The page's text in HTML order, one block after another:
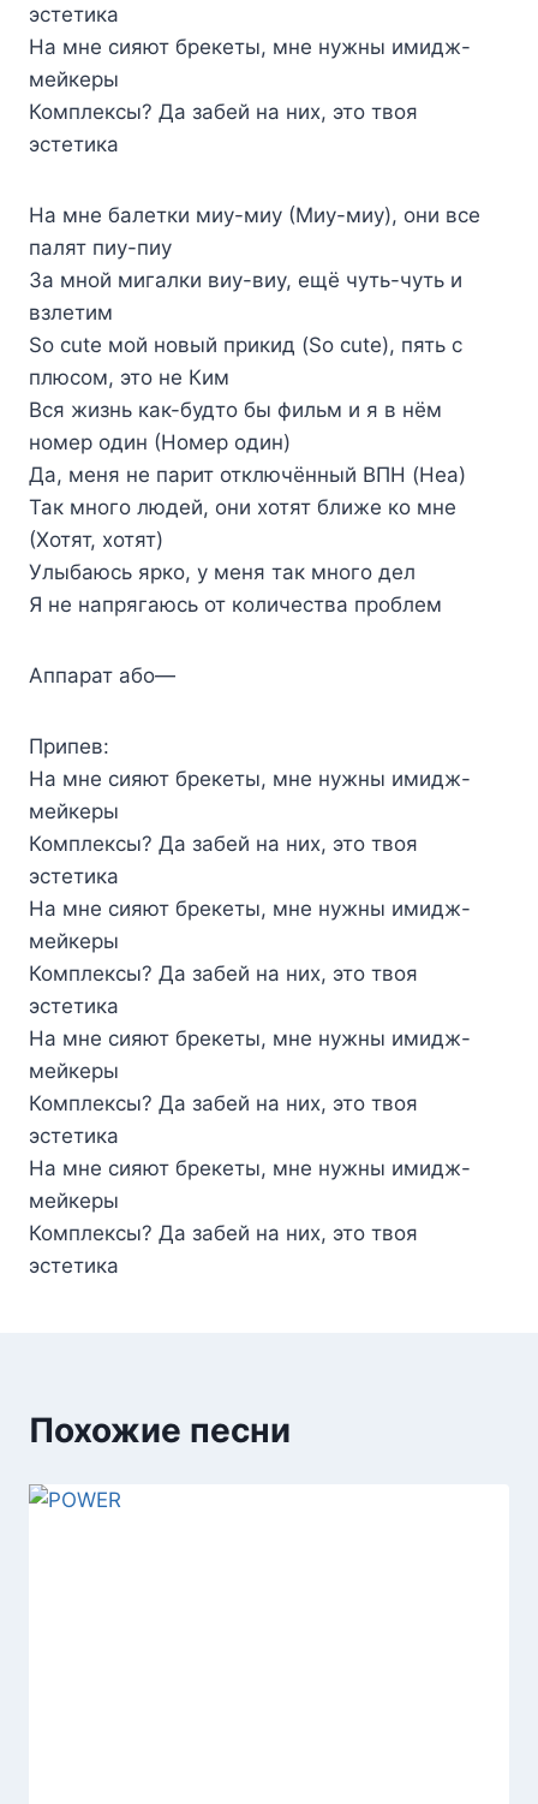
эстетика
На мне сияют брекеты, мне нужны имидж-
мейкеры
Комплексы? Да забей на них, это твоя
эстетика
На мне балетки миу-миу (Миу-миу), они все
палят пиу-пиу
За мной мигалки виу-виу, ещё чуть-чуть и
взлетим
So cute мой новый прикид (So cute), пять с
плюсом, это не Ким
Вся жизнь как-будто бы фильм и я в нём
номер один (Номер один)
Да, меня не парит отключённый ВПН (Неа)
Так много людей, они хотят ближе ко мне
(Хотят, хотят)
Улыбаюсь ярко, у меня так много дел
Я не напрягаюсь от количества проблем
Аппарат або—
Припев:
На мне сияют брекеты, мне нужны имидж-
мейкеры
Комплексы? Да забей на них, это твоя
эстетика
На мне сияют брекеты, мне нужны имидж-
мейкеры
Комплексы? Да забей на них, это твоя
эстетика
На мне сияют брекеты, мне нужны имидж-
мейкеры
Комплексы? Да забей на них, это твоя
эстетика
На мне сияют брекеты, мне нужны имидж-
мейкеры
Комплексы? Да забей на них, это твоя
эстетика
Похожие песни